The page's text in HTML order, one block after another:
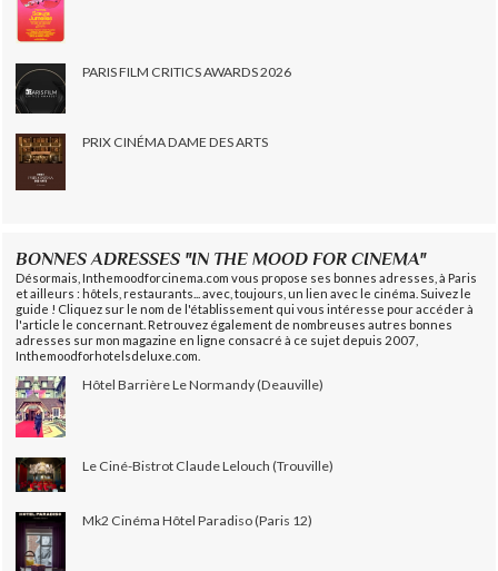
PARIS FILM CRITICS AWARDS 2026
PRIX CINÉMA DAME DES ARTS
BONNES ADRESSES "IN THE MOOD FOR CINEMA"
Désormais, Inthemoodforcinema.com vous propose ses bonnes adresses, à Paris
et ailleurs : hôtels, restaurants... avec, toujours, un lien avec le cinéma. Suivez le
guide ! Cliquez sur le nom de l'établissement qui vous intéresse pour accéder à
l'article le concernant. Retrouvez également de nombreuses autres bonnes
adresses sur mon magazine en ligne consacré à ce sujet depuis 2007,
Inthemoodforhotelsdeluxe.com.
Hôtel Barrière Le Normandy (Deauville)
Le Ciné-Bistrot Claude Lelouch (Trouville)
Mk2 Cinéma Hôtel Paradiso (Paris 12)